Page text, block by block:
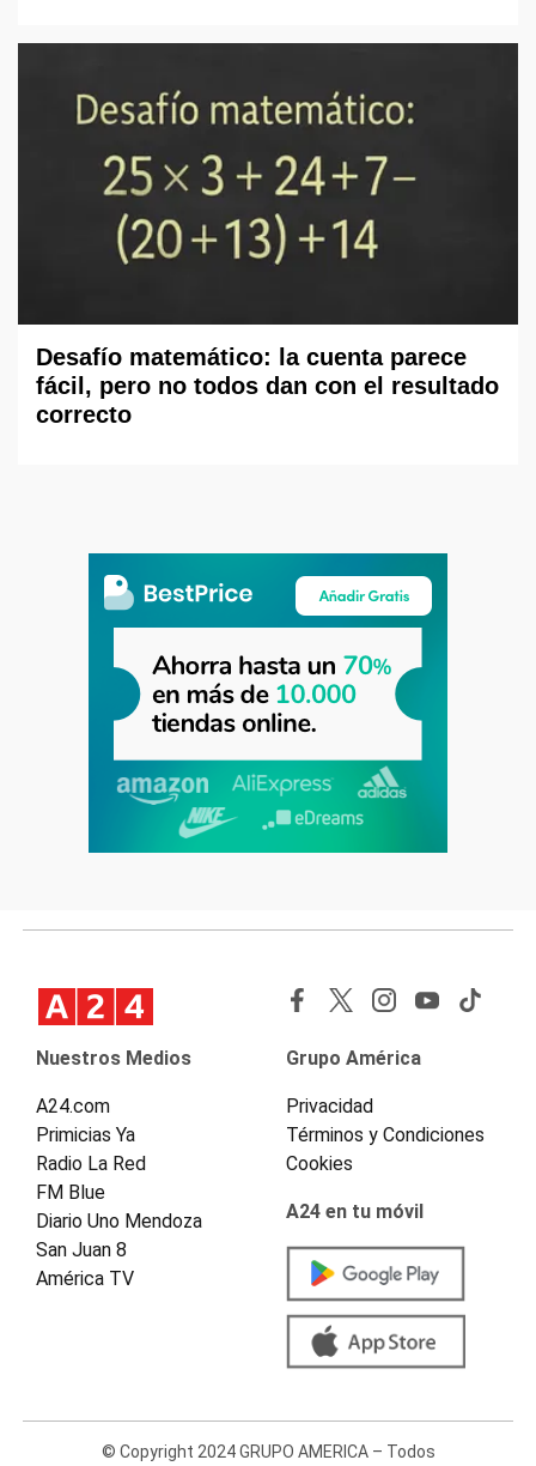
Desafío matemático: la cuenta parece
fácil, pero no todos dan con el resultado
correcto
Nuestros Medios
A24.com
Primicias Ya
Radio La Red
FM Blue
Diario Uno Mendoza
San Juan 8
América TV
Grupo América
Privacidad
Términos y Condiciones
Cookies
A24 en tu móvil
© Copyright 2024 GRUPO AMERICA – Todos